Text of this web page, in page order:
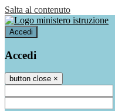
Salta al contenuto
Accedi
Accedi
button close ×